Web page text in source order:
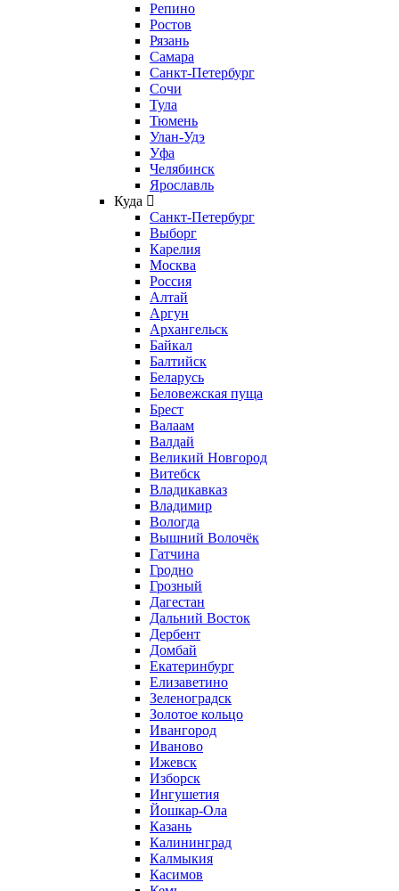
Репино
Ростов
Рязань
Самара
Санкт-Петербург
Сочи
Тула
Тюмень
Улан-Удэ
Уфа
Челябинск
Ярославль
Куда
Санкт-Петербург
Выборг
Карелия
Москва
Россия
Алтай
Аргун
Архангельск
Байкал
Балтийск
Беларусь
Беловежская пуща
Брест
Валаам
Валдай
Великий Новгород
Витебск
Владикавказ
Владимир
Вологда
Вышний Волочёк
Гатчина
Гродно
Грозный
Дагестан
Дальний Восток
Дербент
Домбай
Екатеринбург
Елизаветино
Зеленоградск
Золотое кольцо
Ивангород
Иваново
Ижевск
Изборск
Ингушетия
Йошкар-Ола
Казань
Калининград
Калмыкия
Касимов